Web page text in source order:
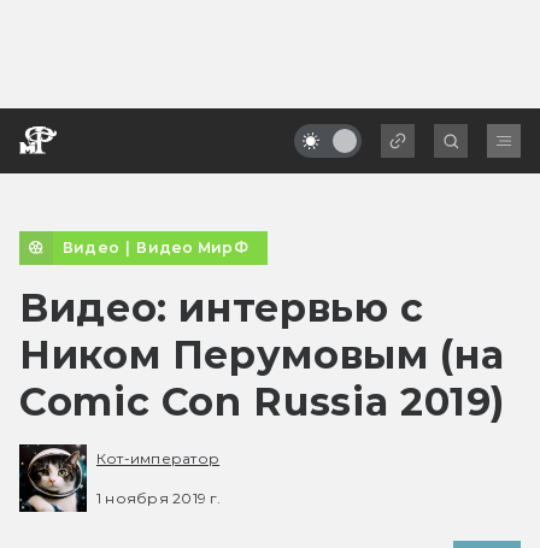
Видео | Видео МирФ
Видео: интервью с
Ником Перумовым (на
Comic Con Russia 2019)
Кот-император
1 ноября 2019 г.